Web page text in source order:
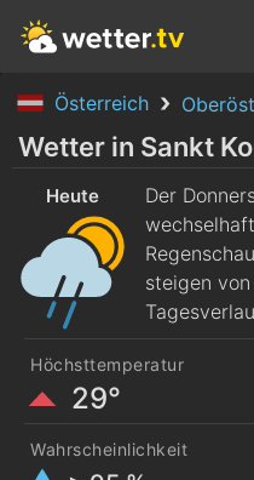
Österreich
Heute
6. Aug.
Morgen
7. Aug.
Wetter in Sankt
Heute
Der
steigen
Höchsttemperatur
29°
Wahrscheinlichkeit